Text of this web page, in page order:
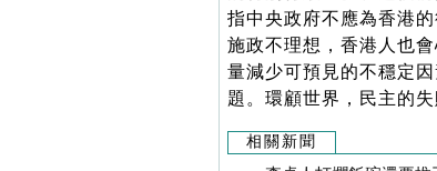
指中央政府不應為香港
施政不理想，香港人也
量減少可預見的不穩定
題。環顧世界，民主的
相關新聞